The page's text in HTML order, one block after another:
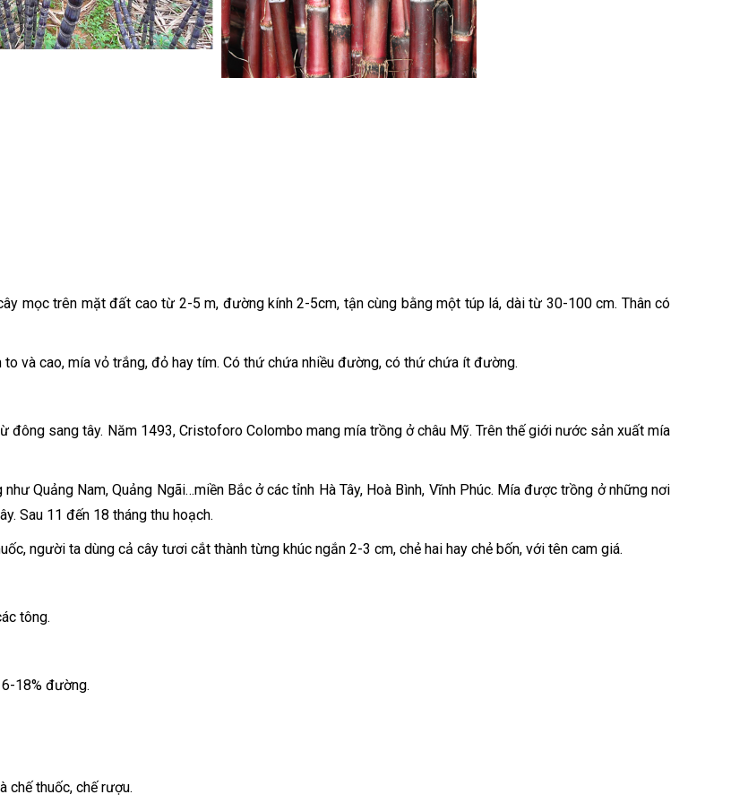
mọc trên mặt đất cao từ 2-5 m, đường kính 2-5cm, tận cùng bằng một túp lá, dài từ 30-100 cm. Thân có
và cao, mía vỏ trắng, đỏ hay tím. Có thứ chứa nhiều đường, có thứ chứa ít đường.
đông sang tây. Năm 1493, Cristoforo Colombo mang mía trồng ở châu Mỹ. Trên thế giới nước sản xuất mía
Quảng Nam, Quảng Ngãi…miền Bắc ở các tỉnh Hà Tây, Hoà Bình, Vĩnh Phúc. Mía được trồng ở những nơi
Sau 11 đến 18 tháng thu hoạch.
người ta dùng cả cây tươi cắt thành từng khúc ngắn 2-3 cm, chẻ hai hay chẻ bốn, với tên cam giá.
tông.
18% đường.
chế thuốc, chế rượu.